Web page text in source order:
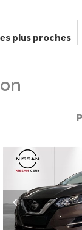
plus proches